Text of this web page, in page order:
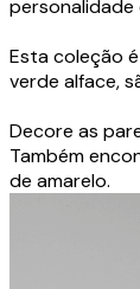
personalidade
Esta coleção
verde alface,
Decore as
Também
de amarelo.